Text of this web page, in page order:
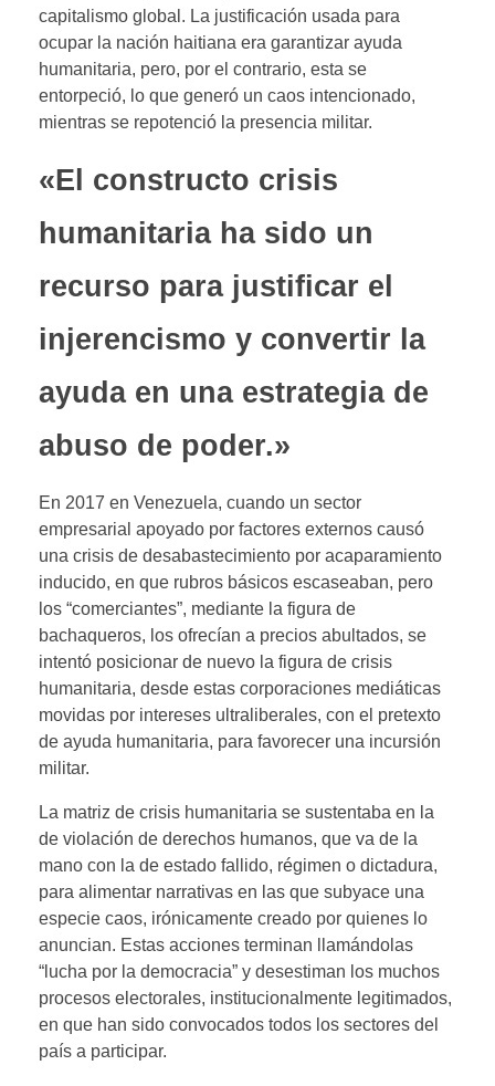
capitalismo global. La justificación usada para
ocupar la nación haitiana era garantizar ayuda
humanitaria, pero, por el contrario, esta se
entorpeció, lo que generó un caos intencionado,
mientras se repotenció la presencia militar.
«El constructo crisis
humanitaria ha sido un
recurso para justificar el
injerencismo y convertir la
ayuda en una estrategia de
abuso de poder.»
En 2017 en Venezuela, cuando un sector
empresarial apoyado por factores externos causó
una crisis de desabastecimiento por acaparamiento
inducido, en que rubros básicos escaseaban, pero
los “comerciantes”, mediante la figura de
bachaqueros, los ofrecían a precios abultados, se
intentó posicionar de nuevo la figura de crisis
humanitaria, desde estas corporaciones mediáticas
movidas por intereses ultraliberales, con el pretexto
de ayuda humanitaria, para favorecer una incursión
militar.
La matriz de crisis humanitaria se sustentaba en la
de violación de derechos humanos, que va de la
mano con la de estado fallido, régimen o dictadura,
para alimentar narrativas en las que subyace una
especie caos, irónicamente creado por quienes lo
anuncian. Estas acciones terminan llamándolas
“lucha por la democracia” y desestiman los muchos
procesos electorales, institucionalmente legitimados,
en que han sido convocados todos los sectores del
país a participar.